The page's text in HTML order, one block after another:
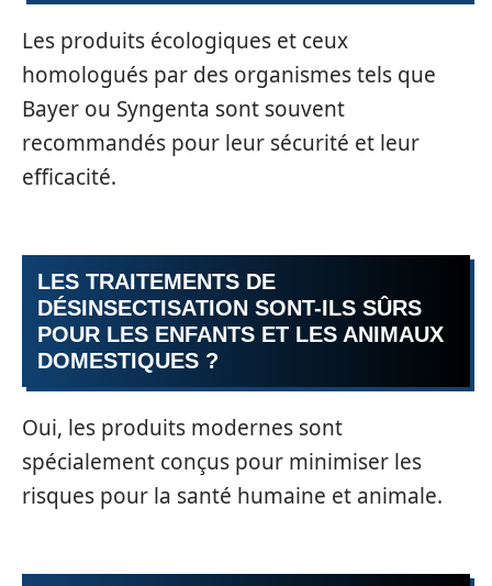
Les produits écologiques et ceux
homologués par des organismes tels que
Bayer ou Syngenta sont souvent
recommandés pour leur sécurité et leur
efficacité.
LES TRAITEMENTS DE
DÉSINSECTISATION SONT-ILS SÛRS
POUR LES ENFANTS ET LES ANIMAUX
DOMESTIQUES ?
Oui, les produits modernes sont
spécialement conçus pour minimiser les
risques pour la santé humaine et animale.